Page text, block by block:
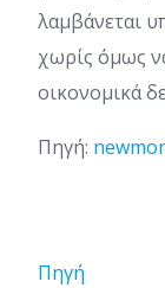
λαμβάνεται
χωρίς όμως
οικονομικά
Πηγή:
Πηγή